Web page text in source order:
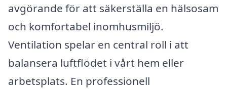
avgörande för att säkerställa en hälsosam
och komfortabel inomhusmiljö.
Ventilation spelar en central roll i att
balansera luftflödet i vårt hem eller
arbetsplats. En professionell